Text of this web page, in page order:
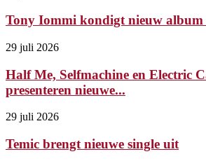
Tony Iommi kondigt nieuw album
29 juli 2026
Half Me, Selfmachine en Electric
presenteren nieuwe...
29 juli 2026
Temic brengt nieuwe single uit